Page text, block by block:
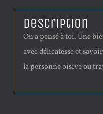
Description
On a pensé à toi. Une
avec délicatesse et
la personne oisive ou